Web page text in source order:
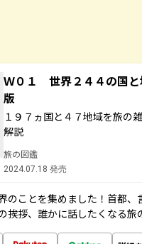
Ｗ０１ 世界２４４の国
版
１９７ヵ国と４７地域を旅の
解説
旅の図鑑
2024.07.18 発売
のことを集めました！首都、
挨拶、誰かに話したくなる旅